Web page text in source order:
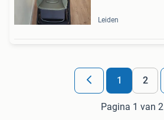
Leiden
1 2
Pagina 1 van 2